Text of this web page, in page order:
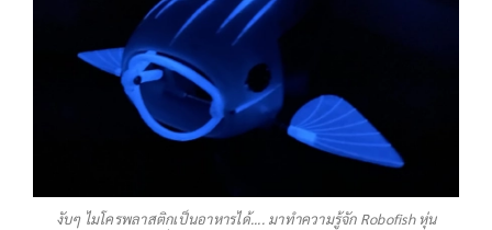
งับๆ ไมโครพลาสติกเป็นอาหารได้.... มาทำความรู้จัก Robofish หุ่น